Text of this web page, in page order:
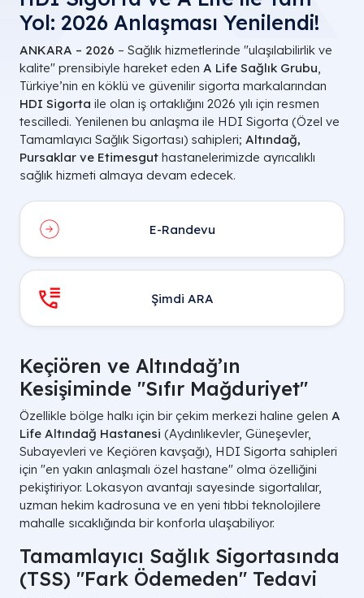
Yol: 2026 Anlaşması Yenilendi!
ANKARA – 2026 – Sağlık hizmetlerinde "ulaşılabilirlik ve
kalite" prensibiyle hareket eden A Life Sağlık Grubu,
Türkiye’nin en köklü ve güvenilir sigorta markalarından
HDI Sigorta ile olan iş ortaklığını 2026 yılı için resmen
tescilledi. Yenilenen bu anlaşma ile HDI Sigorta (Özel ve
Tamamlayıcı Sağlık Sigortası) sahipleri; Altındağ,
Pursaklar ve Etimesgut hastanelerimizde ayrıcalıklı
sağlık hizmeti almaya devam edecek.
E-Randevu
Şimdi ARA
Keçiören ve Altındağ’ın
Kesişiminde "Sıfır Mağduriyet"
Özellikle bölge halkı için bir çekim merkezi haline gelen A
Life Altındağ Hastanesi (Aydınlıkevler, Güneşevler,
Subayevleri ve Keçiören kavşağı), HDI Sigorta sahipleri
için "en yakın anlaşmalı özel hastane" olma özelliğini
pekiştiriyor. Lokasyon avantajı sayesinde sigortalılar,
uzman hekim kadrosuna ve en yeni tıbbi teknolojilere
mahalle sıcaklığında bir konforla ulaşabiliyor.
Tamamlayıcı Sağlık Sigortasında
(TSS) "Fark Ödemeden" Tedavi